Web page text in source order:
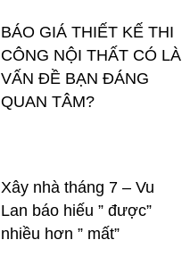
BÁO GIÁ THIẾT KẾ THI
CÔNG NỘI THẤT CÓ LÀ
VẤN ĐỀ BẠN ĐÁNG
QUAN TÂM?
Xây nhà tháng 7 – Vu
Lan báo hiếu ” được”
nhiều hơn ” mất”